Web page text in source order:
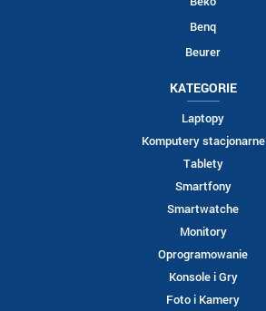
Benq
Beurer
KATEGORIE
Laptopy
Komputery stacjonarne
Tablety
Smartfony
Smartwatche
Monitory
Oprogramowanie
Konsole i Gry
Foto i Kamery